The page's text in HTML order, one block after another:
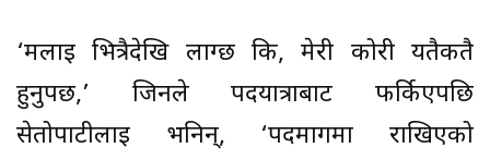
‘मलाई भित्रैदेखि लाग्छ कि, मेरी कोरी यतैकतै
हुनुपर्छ,’ जिनले पदयात्राबाट फर्किएपछि
सेतोपाटीलाई भनिन्, ‘पदमार्गमा राखिएको